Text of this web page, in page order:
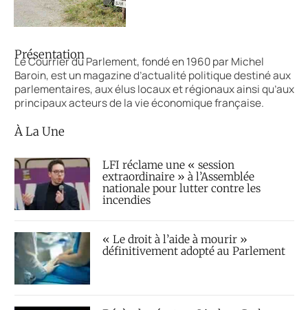
Présentation
Le Courrier du Parlement, fondé en 1960 par Michel
Baroin, est un magazine d’actualité politique destiné aux
parlementaires, aux élus locaux et régionaux ainsi qu’aux
principaux acteurs de la vie économique française.
À La Une
LFI réclame une « session
extraordinaire » à l’Assemblée
nationale pour lutter contre les
incendies
« Le droit à l’aide à mourir »
définitivement adopté au Parlement